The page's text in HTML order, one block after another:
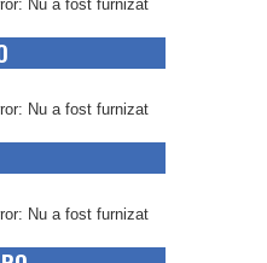
Nu a fost furnizat
Nu a fost furnizat
Nu a fost furnizat